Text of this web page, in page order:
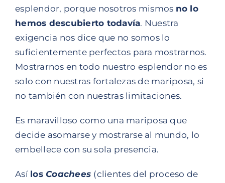
esplendor, porque nosotros mismos no lo
hemos descubierto todavía. Nuestra
exigencia nos dice que no somos lo
suficientemente perfectos para mostrarnos.
Mostrarnos en todo nuestro esplendor no es
solo con nuestras fortalezas de mariposa, si
no también con nuestras limitaciones.
Es maravilloso como una mariposa que
decide asomarse y mostrarse al mundo, lo
embellece con su sola presencia.
Así los Coachees (clientes del proceso de